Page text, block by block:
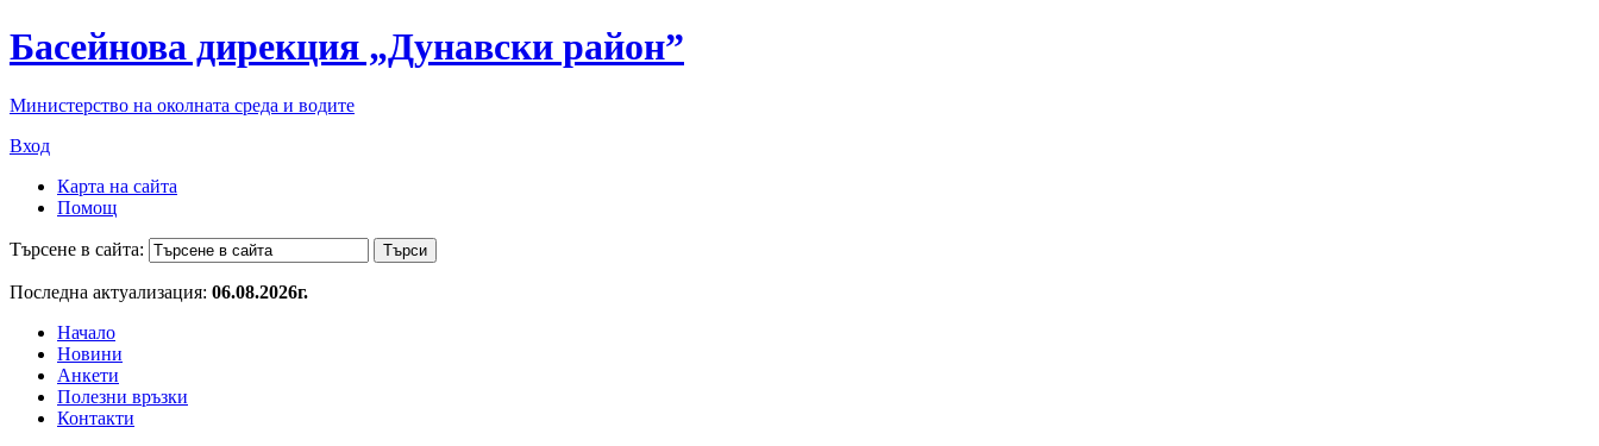
Басейнова дирекция „Дунавски район”
Министерство на околната среда и водите
Вход
Карта на сайта
Помощ
Търсене в сайта:
Последна актуализация: 06.08.2026г.
Начало
Новини
Анкети
Полезни връзки
Контакти